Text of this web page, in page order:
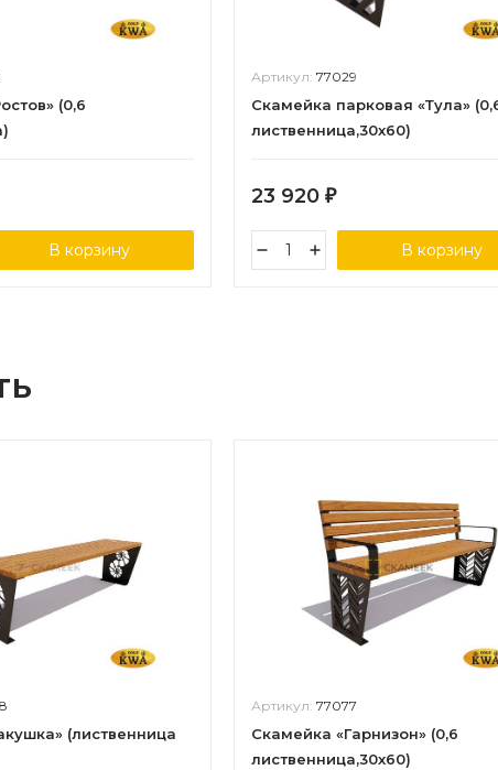
(0,6
В корзину
Артикул: 77029
Скамейка парковая «Тула»
лиственница,30х60)
23 920 ₽
В корзину
(лиственница
Артикул: 77077
Скамейка «Гарнизон» (0,6
лиственница,30х60)